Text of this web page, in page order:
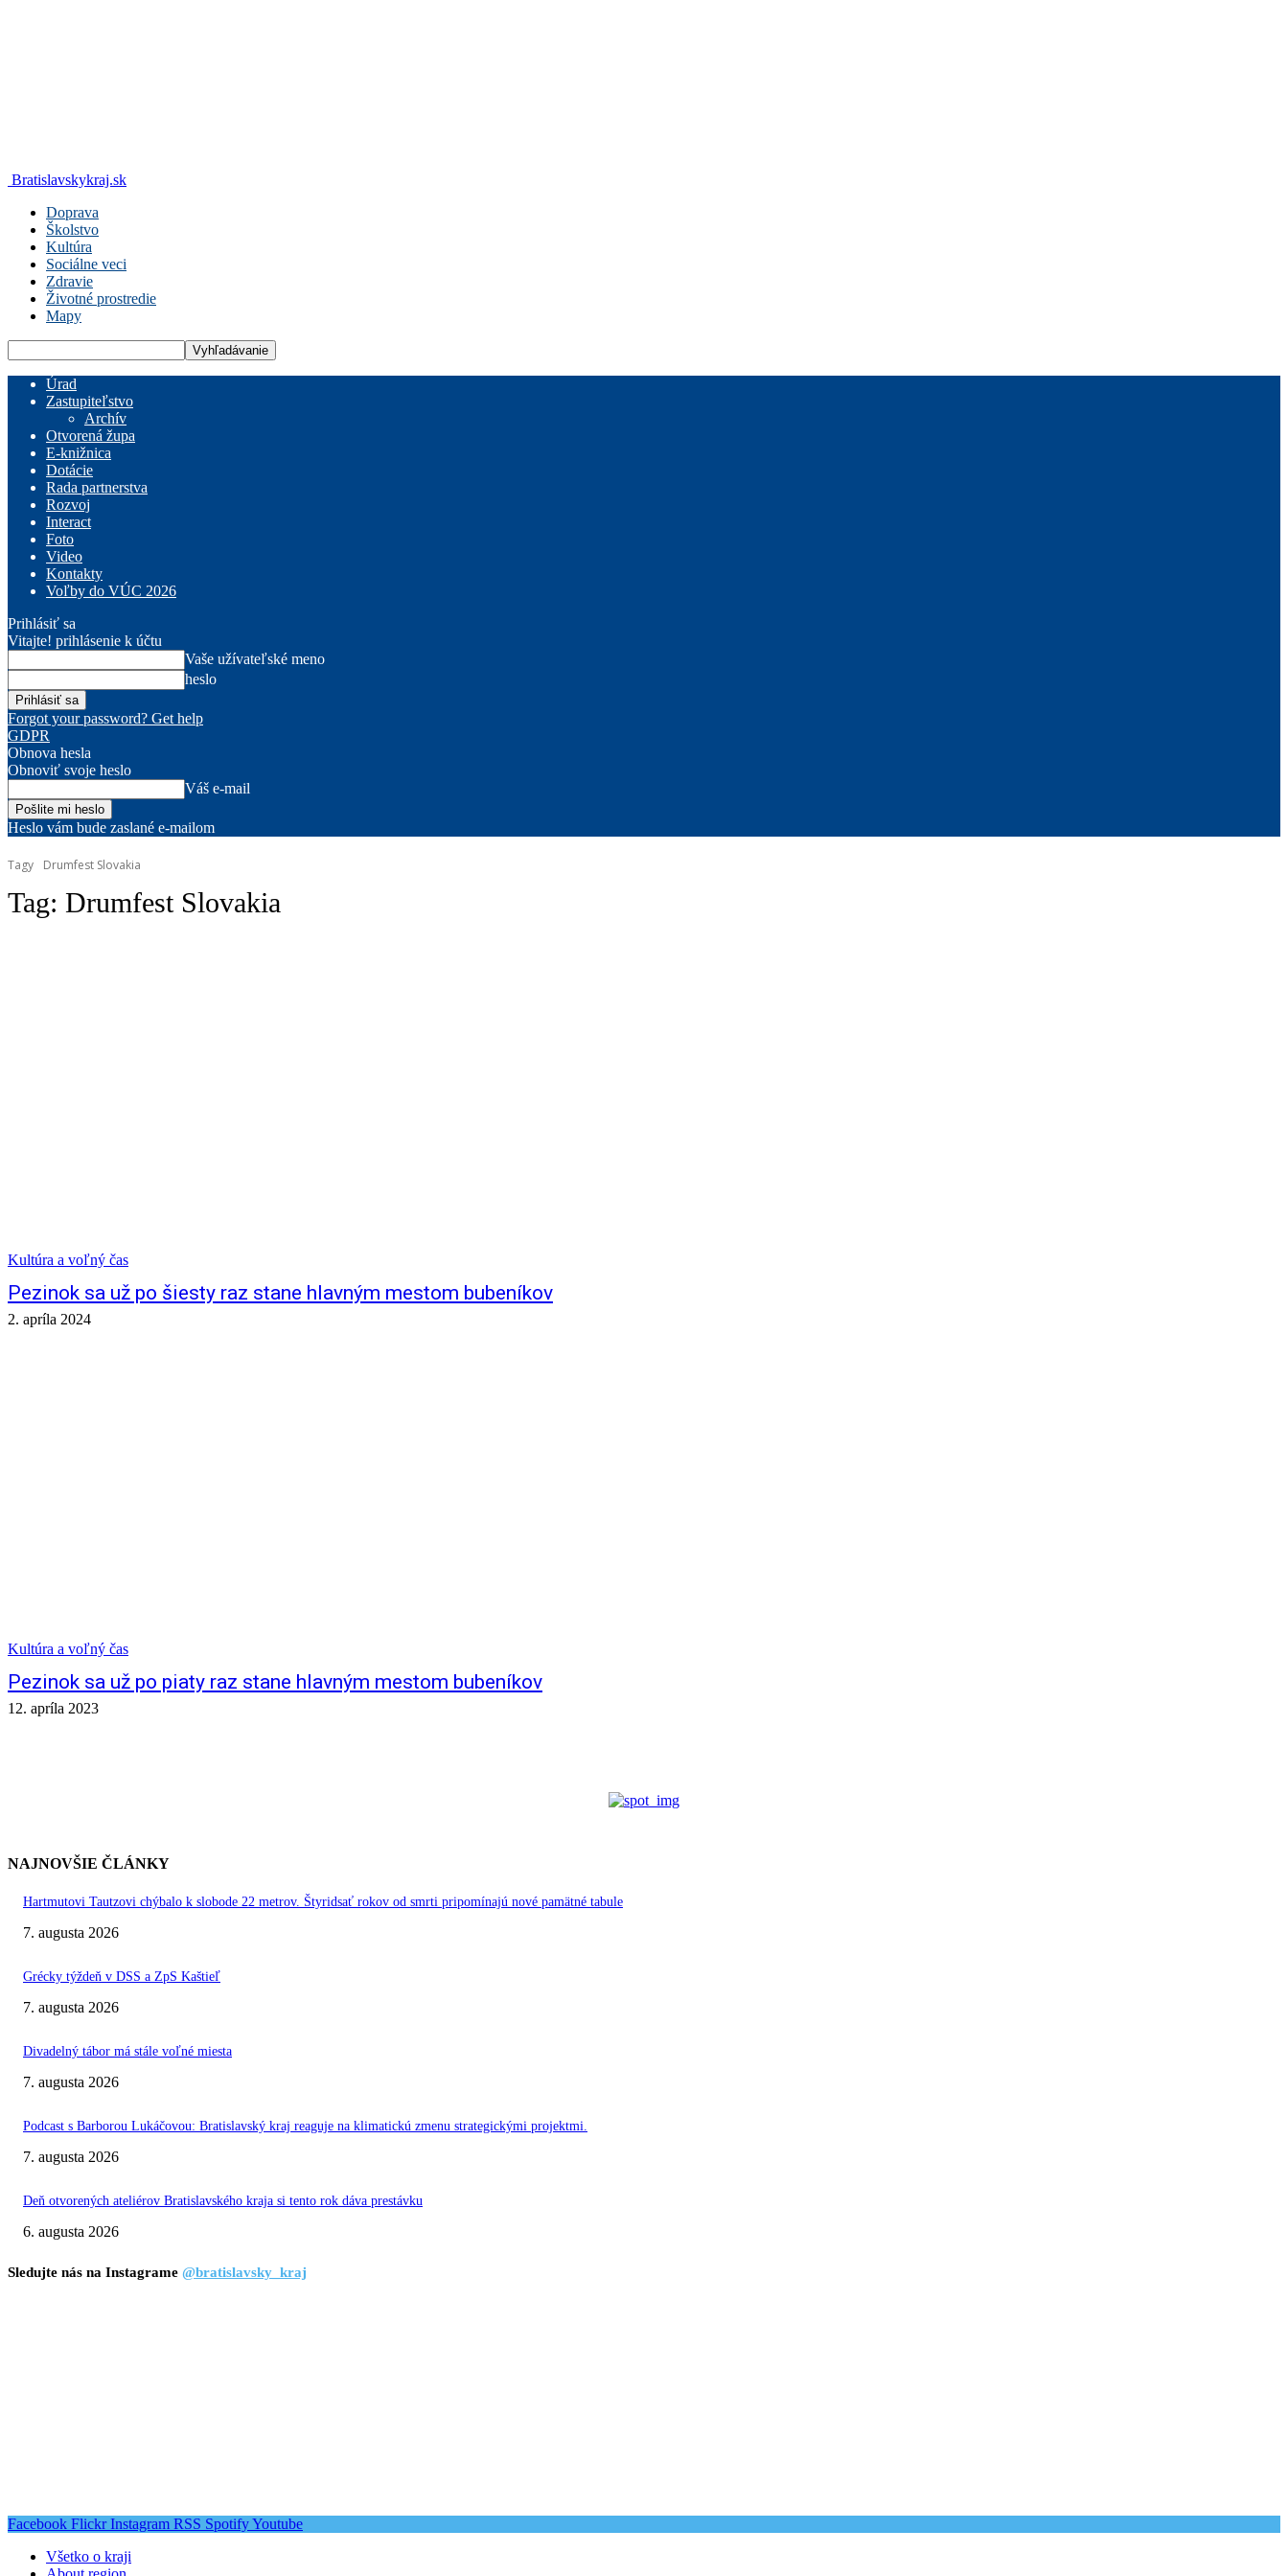
Bratislavskykraj.sk
Doprava
Školstvo
Kultúra
Sociálne veci
Zdravie
Životné prostredie
Mapy
Úrad
Zastupiteľstvo
Archív
Otvorená župa
E-knižnica
Dotácie
Rada partnerstva
Rozvoj
Interact
Foto
Video
Kontakty
Voľby do VÚC 2026
Prihlásiť sa
Vitajte! prihlásenie k účtu
Vaše užívateľské meno
heslo
Forgot your password? Get help
GDPR
Obnova hesla
Obnoviť svoje heslo
Váš e-mail
Heslo vám bude zaslané e-mailom
Tagy Drumfest Slovakia
Tag: Drumfest Slovakia
Kultúra a voľný čas
Pezinok sa už po šiesty raz stane hlavným mestom bubeníkov
2. apríla 2024
Kultúra a voľný čas
Pezinok sa už po piaty raz stane hlavným mestom bubeníkov
12. apríla 2023
NAJNOVŠIE ČLÁNKY
Hartmutovi Tautzovi chýbalo k slobode 22 metrov. Štyridsať rokov od smrti pripomínajú nové pamätné tabule
7. augusta 2026
Grécky týždeň v DSS a ZpS Kaštieľ
7. augusta 2026
Divadelný tábor má stále voľné miesta
7. augusta 2026
Podcast s Barborou Lukáčovou: Bratislavský kraj reaguje na klimatickú zmenu strategickými projektmi.
7. augusta 2026
Deň otvorených ateliérov Bratislavského kraja si tento rok dáva prestávku
6. augusta 2026
Sledujte nás na Instagrame @bratislavsky_kraj
Facebook Flickr Instagram RSS SpotifyYoutube
Všetko o kraji